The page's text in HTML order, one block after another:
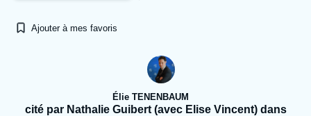
Se connecter
Ajouter à mes favoris
Élie TENENBAUM
cité par Nathalie Guibert (avec Elise Vincent) dans